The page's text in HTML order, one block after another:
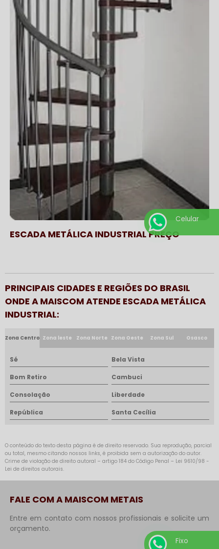
ESCADA METÁLICA INDUSTRIAL PREÇO
PRINCIPAIS CIDADES E REGIÕES DO BRASIL
ONDE A MAISCOM ATENDE ESCADA METÁLICA
INDUSTRIAL:
Zona Centro Zona leste Zona Norte Zona Oeste Zona Sul Osasco
Sé Bela Vista
Bom Retiro Cambuci
Consolação Liberdade
República Santa Cecília
O conteúdo do texto desta página é de direito reservado. Sua reprodução, parcial
ou total, mesmo citando nossos links, é proibida sem a autorização do autor.
Crime de violação de direito autoral – artigo 184 do Código Penal – Lei 9610/98 -
Lei de direitos autorais.
FALE COM A MAISCOM METAIS
Entre em contato com nossos profissionais e solicite um
orçamento.
Fixo
Celular